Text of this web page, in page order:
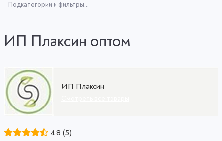
Подкатегории и фильтры...
ИП Плаксин оптом
ИП Плаксин
4.8 (5)